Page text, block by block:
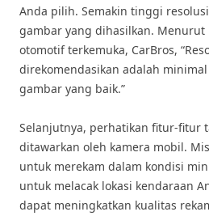
Anda pilih. Semakin tinggi
gambar yang dihasilkan. Menurut
otomotif terkemuka, CarBros,
direkomendasikan adalah
gambar yang baik.”
Selanjutnya, perhatikan fitur-fitur
ditawarkan oleh kamera mobil.
untuk merekam dalam kondisi
untuk melacak lokasi kendaraan
dapat meningkatkan kualitas